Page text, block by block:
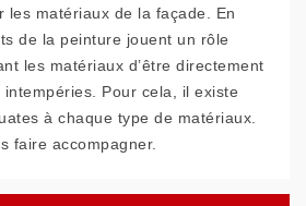
les matériaux de la façade. En
de la peinture jouent un rôle
les matériaux d’être directement
Pour cela, il existe
à chaque type de matériaux.
faire accompagner.